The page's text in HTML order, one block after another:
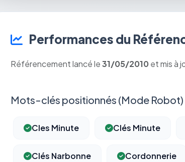
Performances du
Référencement lancé le31/05/2010 et mis à
Mots-clés positionnés (Mode Robot)
Cles Minute Clés Minute
Clés Narbonne Cordonnerie